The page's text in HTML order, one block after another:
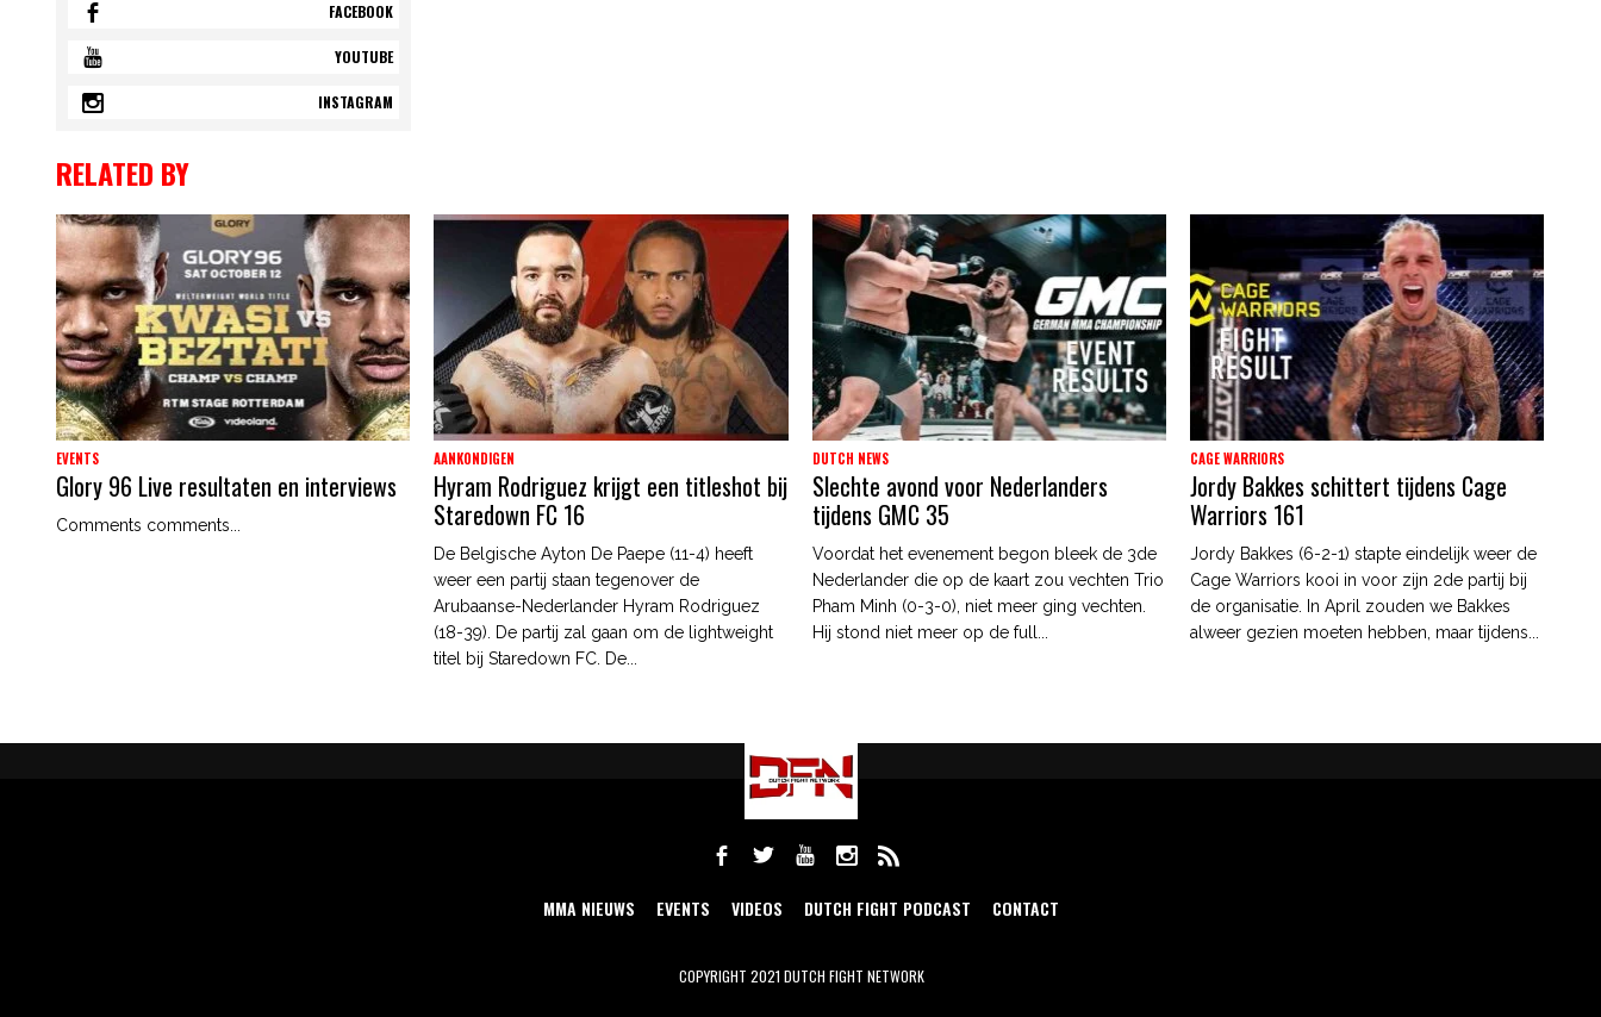
FACEBOOK
YOUTUBE
INSTAGRAM
RELATED BY
EVENTS
Glory 96 Live resultaten en interviews
Comments comments...
AANKONDIGEN
Hyram Rodriguez krijgt een titleshot bij
Staredown FC 16
De Belgische Ayton De Paepe (11-4) heeft
weer een partij staan tegenover de
Arubaanse-Nederlander Hyram Rodriguez
(18-39). De partij zal gaan om de lightweight
titel bij Staredown FC. De...
DUTCH NEWS
Slechte avond voor Nederlanders
tijdens GMC 35
Voordat het evenement begon bleek de 3de
Nederlander die op de kaart zou vechten Trio
Pham Minh (0-3-0), niet meer ging vechten.
Hij stond niet meer op de full...
CAGE WARRIORS
Jordy Bakkes schittert tijdens Cage
Warriors 161
Jordy Bakkes (6-2-1) stapte eindelijk weer de
Cage Warriors kooi in voor zijn 2de partij bij
de organisatie. In April zouden we Bakkes
alweer gezien moeten hebben, maar tijdens...
MMA NIEUWS EVENTS VIDEOS DUTCH FIGHT PODCAST CONTACT
COPYRIGHT 2021 DUTCH FIGHT NETWORK